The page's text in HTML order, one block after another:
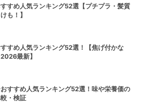
すめ人気ランキング52選【プチプラ・髪質
も！】
すめ人気ランキング52選！【焦げ付かな
最新】
すすめ人気ランキング52選！味や栄養価の
・検証